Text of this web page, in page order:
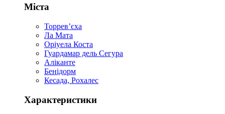
Міста
Торревʼєха
Ла Мата
Оріуела Коста
Гуардамар дель Сегура
Аліканте
Бенідорм
Кесада, Рохалес
Характеристики